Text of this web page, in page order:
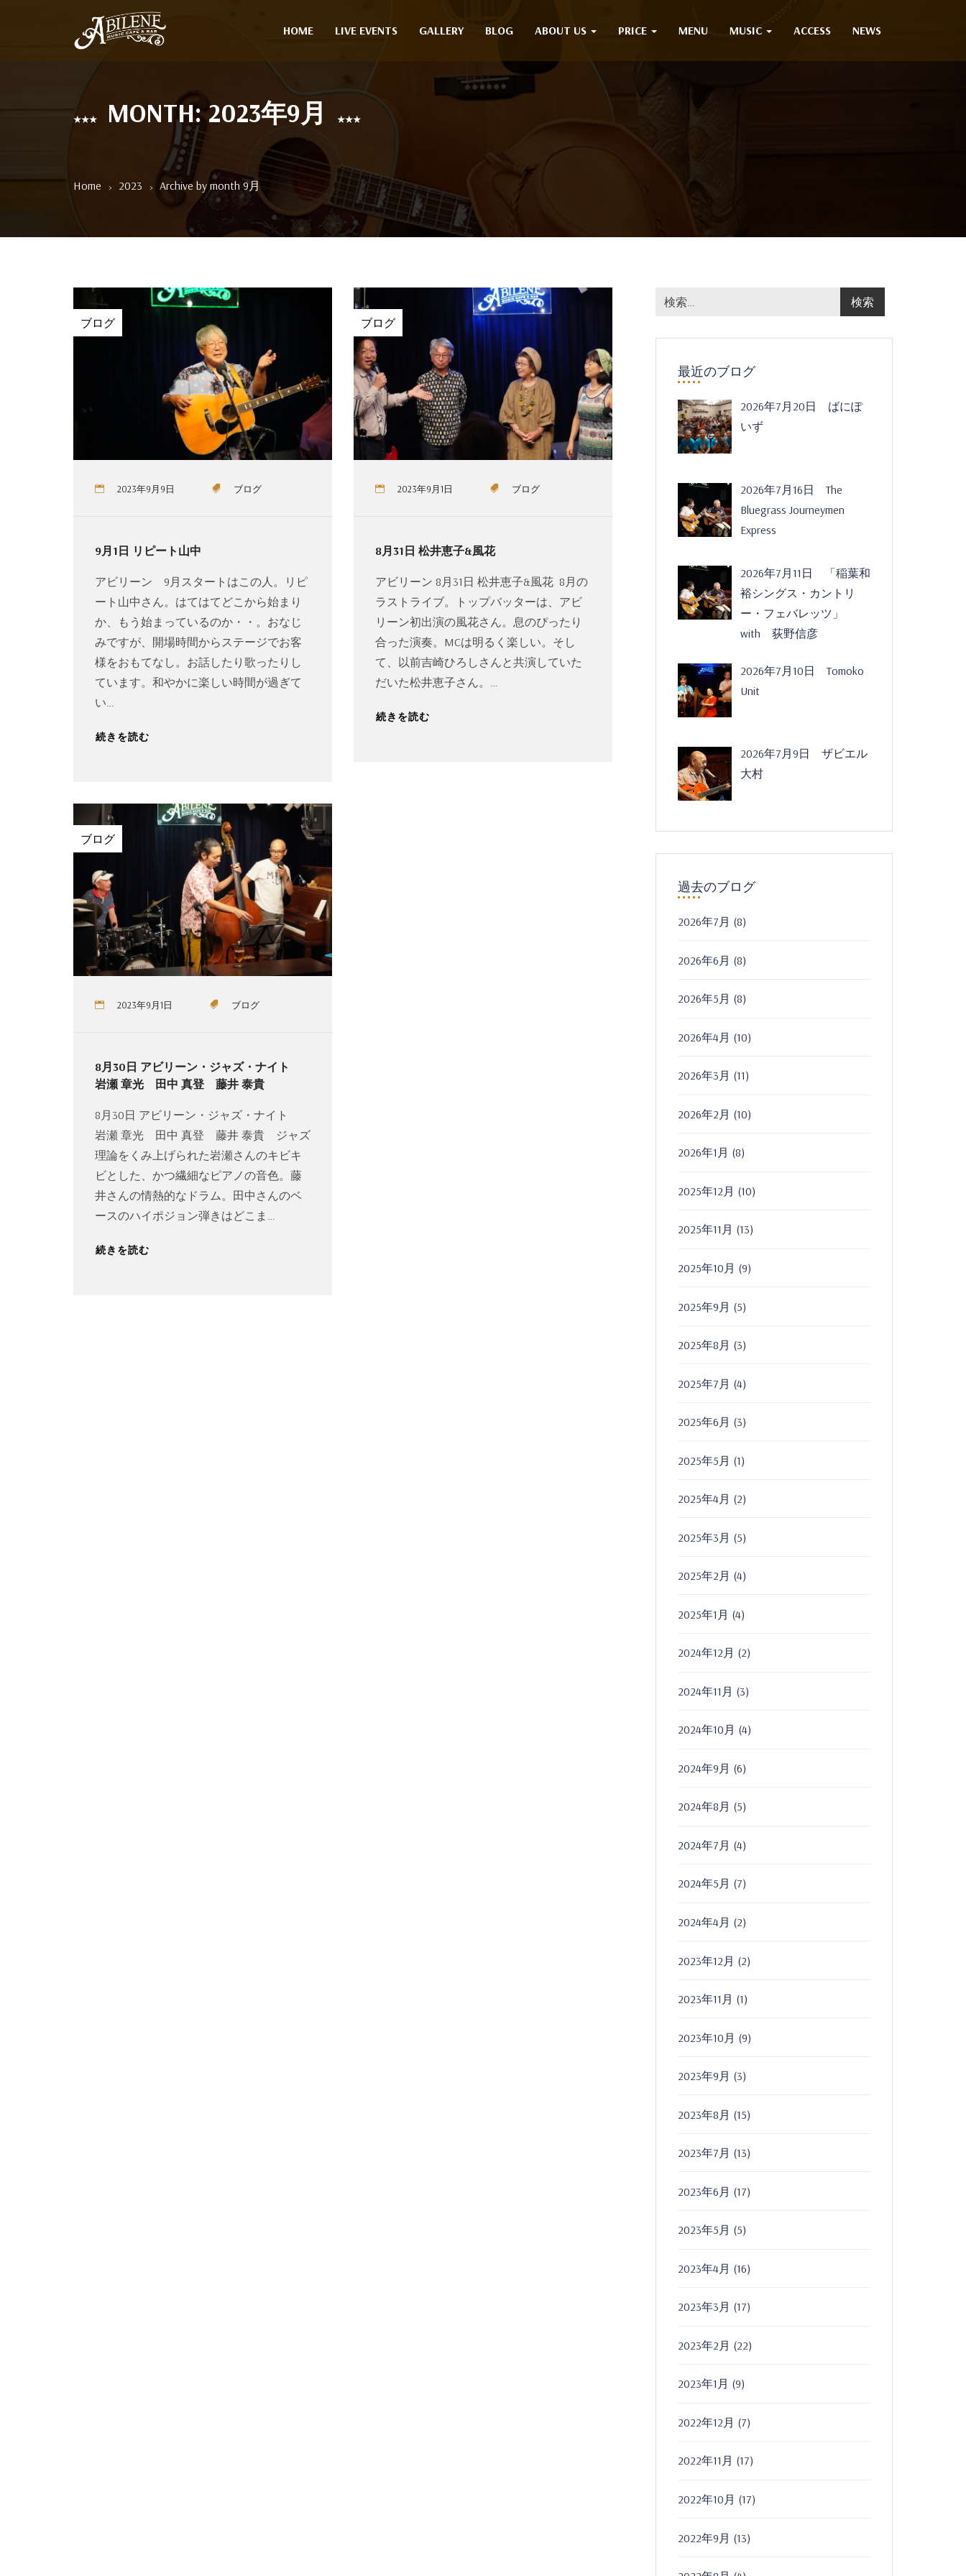
HOME LIVE EVENTS GALLERY BLOG ABOUT US PRICE MENU MUSIC ACCESS NEWS
MONTH: 2023年9月
Home 2023 Archive by month 9月
ブログ
2023年9月9日 ブログ
9月1日 リピート山中
アビリーン 9月スタートはこの人。リピ
ート山中さん。はてはてどこから始まり
か、もう始まっているのか・・。おなじ
みですが、開場時間からステージでお客
様をおもてなし。お話したり歌ったりし
ています。和やかに楽しい時間が過ぎて
い…
続きを読む
ブログ
2023年9月1日 ブログ
8月31日 松井恵子&風花
アビリーン 8月31日 松井恵子&風花 8月の
ラストライブ。トップバッターは、アビ
リーン初出演の風花さん。息のぴったり
合った演奏。MCは明るく楽しい。そし
て、以前吉崎ひろしさんと共演していた
だいた松井恵子さん。…
続きを読む
ブログ
2023年9月1日 ブログ
8月30日 アビリーン・ジャズ・ナイト
岩瀬 章光 田中 真登 藤井 泰貴
8月30日 アビリーン・ジャズ・ナイト
岩瀬 章光 田中 真登 藤井 泰貴 ジャズ
理論をくみ上げられた岩瀬さんのキビキ
ビとした、かつ繊細なピアノの音色。藤
井さんの情熱的なドラム。田中さんのベ
ースのハイポジョン弾きはどこま…
続きを読む
最近のブログ
2026年7月20日 ばにぽ
いず
2026年7月16日 The
Bluegrass Journeymen
Express
2026年7月11日 「稲葉和
裕シングス・カントリ
ー・フェバレッツ」
with 荻野信彦
2026年7月10日 Tomoko
Unit
2026年7月9日 ザビエル
大村
過去のブログ
2026年7月 (8)
2026年6月 (8)
2026年5月 (8)
2026年4月 (10)
2026年3月 (11)
2026年2月 (10)
2026年1月 (8)
2025年12月 (10)
2025年11月 (13)
2025年10月 (9)
2025年9月 (5)
2025年8月 (3)
2025年7月 (4)
2025年6月 (3)
2025年5月 (1)
2025年4月 (2)
2025年3月 (5)
2025年2月 (4)
2025年1月 (4)
2024年12月 (2)
2024年11月 (3)
2024年10月 (4)
2024年9月 (6)
2024年8月 (5)
2024年7月 (4)
2024年5月 (7)
2024年4月 (2)
2023年12月 (2)
2023年11月 (1)
2023年10月 (9)
2023年9月 (3)
2023年8月 (15)
2023年7月 (13)
2023年6月 (17)
2023年5月 (5)
2023年4月 (16)
2023年3月 (17)
2023年2月 (22)
2023年1月 (9)
2022年12月 (7)
2022年11月 (17)
2022年10月 (17)
2022年9月 (13)